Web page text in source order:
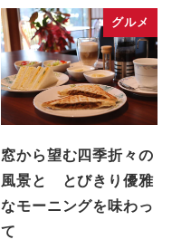
グルメ
窓から望む四季折々の
風景と とびきり優雅
なモーニングを味わっ
て